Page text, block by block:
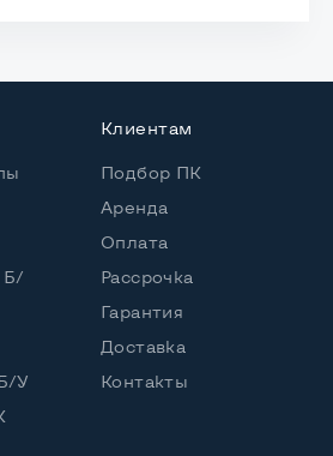
блок, кабель питания
Б/
У
Клиентам
Подбор ПК
Аренда
Оплата
Рассрочка
Гарантия
Доставка
Контакты